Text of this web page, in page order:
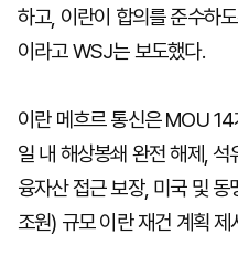
하고, 이란이 합의를 준수하
이라고 WSJ는 보도했다.
이란 메흐르 통신은 MOU
일 내 해상봉쇄 완전 해제, 석
융자산 접근 보장, 미국 및
조원) 규모 이란 재건 계획